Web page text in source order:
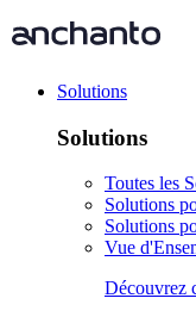
Solutions
Solutions
Toutes les
Solutions
Solutions
Vue
Découvrez